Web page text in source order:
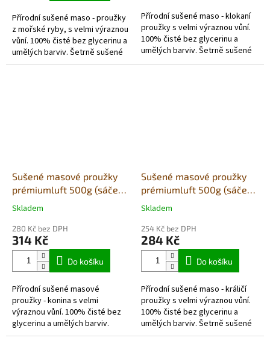
hvězdiček.
Přírodní sušené maso - proužky
z mořské ryby, s velmi výraznou
vůní. 100% čisté bez glycerinu a
umělých barviv. Šetrně sušené
vzduchem v potravinářské
hvězdiček.
Přírodní sušené maso - klokaní
proužky s velmi výraznou vůní.
100% čisté bez glycerinu a
umělých barviv. Šetrně sušené
vzduchem v potravinářské
Sušené masové proužky
prémiumluft 500g (sáček)
- konina
Průměrné
produktu
je
hvězdiček.
Skladem
280 Kč bez DPH
314 Kč
Do košíku
Přírodní sušené masové
proužky - konina s velmi
výraznou vůní. 100% čisté bez
glycerinu a umělých barviv.
Šetrně sušené vzduchem v
Sušené masové proužky
prémiumluft 500g (sáček)
- králík
Průměrné
produktu
je
hvězdiček.
Skladem
254 Kč bez DPH
284 Kč
Do košíku
Přírodní sušené maso - králičí
proužky s velmi výraznou vůní.
100% čisté bez glycerinu a
umělých barviv. Šetrně sušené
vzduchem v potravinářské